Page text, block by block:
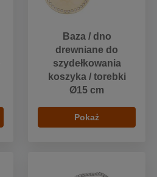
Baza / dno
drewniane do
szydełkowania
koszyka / torebki
Ø15 cm
Pokaż